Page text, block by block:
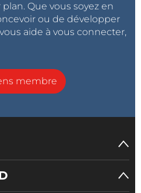
Que vous soyez en
ou de développer
aide à vous connecter,
membre